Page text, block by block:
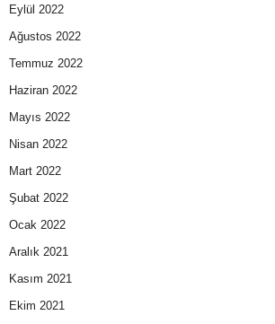
Eylül 2022
Ağustos 2022
Temmuz 2022
Haziran 2022
Mayıs 2022
Nisan 2022
Mart 2022
Şubat 2022
Ocak 2022
Aralık 2021
Kasım 2021
Ekim 2021